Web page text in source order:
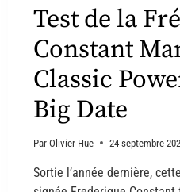
Test de la
Constant
Classic
Big Date
Par Olivier Hue 24 septembre
Sortie l’année dernière,